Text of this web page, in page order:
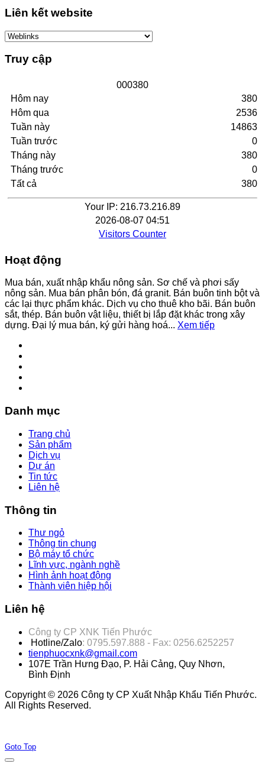
Liên kết website
Truy cập
000380
Hôm nay
Hôm qua
Tuần này
Tuần trước
Tháng này
Tháng trước
Tất cả
380
2536
14863
0
380
0
380
Your IP: 216.73.216.89
2026-08-07 04:51
Visitors Counter
Hoạt động
Mua bán, xuất nhập khẩu nông sản. Sơ chế và phơi sấy
nông sản. Mua bán phân bón, đá granit. Bán buôn tinh bột và
các lại thực phẩm khác. Dịch vụ cho thuê kho bãi. Bán buôn
sắt, thép. Bán buôn vật liệu, thiết bị lắp đặt khác trong xây
dựng. Đại lý mua bán, ký gửi hàng hoá... Xem tiếp
Danh mục
Trang chủ
Sản phẩm
Dịch vụ
Dự án
Tin tức
Liên hệ
Thông tin
Thư ngỏ
Thông tin chung
Bộ máy tổ chức
Lĩnh vực, ngành nghề
Hình ảnh hoạt động
Thành viên hiệp hội
Liên hệ
Công ty CP XNK Tiến Phước
Hotline/Zalo: 0795.597.888 - Fax: 0256.6252257
tienphuocxnk@gmail.com
107E Trần Hưng Đạo, P. Hải Cảng, Quy Nhơn,
Bình Định
Copyright © 2026 Công ty CP Xuất Nhập Khẩu Tiến Phước.
All Rights Reserved.
Goto Top